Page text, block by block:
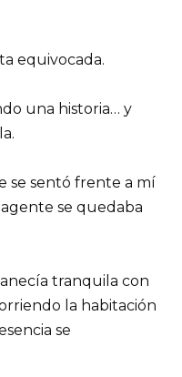
equivocada.
una historia… y
se sentó frente a mí
se quedaba
tranquila con
la habitación
se